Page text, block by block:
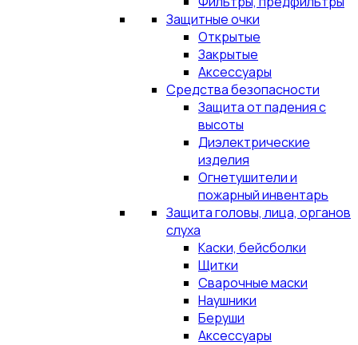
Защитные очки
Открытые
Закрытые
Аксессуары
Средства безопасности
Защита от падения с
высоты
Диэлектрические
изделия
Огнетушители и
пожарный инвентарь
Защита головы, лица, органов
слуха
Каски, бейсболки
Щитки
Сварочные маски
Наушники
Беруши
Аксессуары